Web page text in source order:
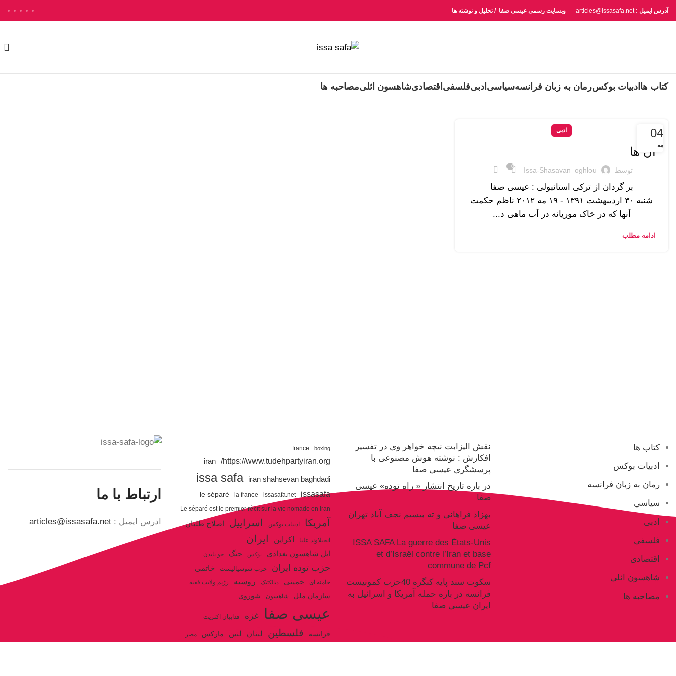
آدرس ایمیل : articles@issasafa.net وبسایت رسمی عیسی صفا / تحلیل و نوشته ها
کتاب ها ادبیات بوکسرمان به زبان فرانسهسیاسی ادبیفلسفی اقتصادیشاهسون ائلیمصاحبه ها
04
مه
ادبی
آن ها
توسط Issa-Shasavan_oghlou
0
بر گردان از ترکی استانبولی : عیسی صفا
شنبه ۳۰ ارديبهشت ۱۳۹۱ - ۱۹ مه ۲۰۱۲ ناظم حکمت
آنها که در خاک موریانه در آب ماهی د...
ادامه مطلب
کتاب ها
ادبیات بوکس
رمان به زبان فرانسه
سیاسی
ادبی
فلسفی
اقتصادی
شاهسون ائلی
مصاحبه ها
نقش الیزابت نیچه خواهر وی در تفسیر
افکارش : نوشته هوش مصنوعی با
پرسشگری عیسی صفا
در باره تاریخ انتشار « راه توده» عیسی
صفا
بهزاد فراهانی و ته بیسیم نجف آباد تهران
عیسی صفا
ISSA SAFA La guerre des États-Unis
et d’Israël contre l’Iran et base
commune de Pcf
سکوت سند پایه کنگره 40حزب کمونیست
فرانسه در باره حمله آمریکا و اسرائیل به
ایران عیسی صفا
boxing
france
https://www.tudehpartyiran.org/
iran
iran shahsevan baghdadi
issa safa
issasafa
issasafa.net
la france
le séparé
Le séparé est le premier récit sur la vie nomade en Iran
آمریکا ادبیات بوکس اسراییل اصلاح طلبان
انجیلاوند علیا اکراین ایران
ایل شاهسون بغدادی بوکس جنگ جو بایدن
حزب توده ایران حزب سوسیالیست خاتمی
خامنه ای خمینی دیالکتیک روسیه رژیم ولایت فقیه
سازمان ملل شاهسون شوروی
عیسی صفا غزه فداییان اکثریت
فرانسه فلسطین لبنان لنین مارکس
مصر
ارتباط با ما
ادرس ایمیل : articles@issasafa.net